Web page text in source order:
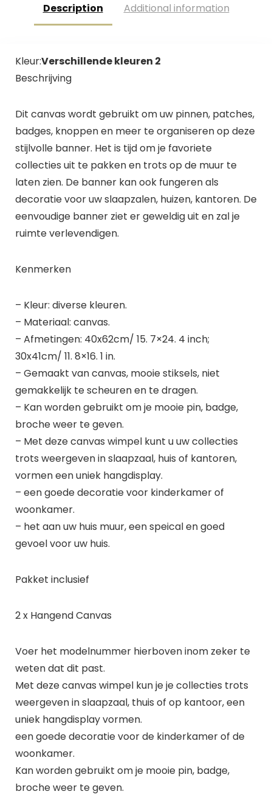
Description Additional information
Kleur:Verschillende kleuren 2
Beschrijving
Dit canvas wordt gebruikt om uw pinnen, patches,
badges, knoppen en meer te organiseren op deze
stijlvolle banner. Het is tijd om je favoriete
collecties uit te pakken en trots op de muur te
laten zien. De banner kan ook fungeren als
decoratie voor uw slaapzalen, huizen, kantoren. De
eenvoudige banner ziet er geweldig uit en zal je
ruimte verlevendigen.
Kenmerken
– Kleur: diverse kleuren.
– Materiaal: canvas.
– Afmetingen: 40x62cm/ 15. 7×24. 4 inch;
30x41cm/ 11. 8×16. 1 in.
– Gemaakt van canvas, mooie stiksels, niet
gemakkelijk te scheuren en te dragen.
– Kan worden gebruikt om je mooie pin, badge,
broche weer te geven.
– Met deze canvas wimpel kunt u uw collecties
trots weergeven in slaapzaal, huis of kantoren,
vormen een uniek hangdisplay.
– een goede decoratie voor kinderkamer of
woonkamer.
– het aan uw huis muur, een speical en goed
gevoel voor uw huis.
Pakket inclusief
2 x Hangend Canvas
Voer het modelnummer hierboven inom zeker te
weten dat dit past.
Met deze canvas wimpel kun je je collecties trots
weergeven in slaapzaal, thuis of op kantoor, een
uniek hangdisplay vormen.
een goede decoratie voor de kinderkamer of de
woonkamer.
Kan worden gebruikt om je mooie pin, badge,
broche weer te geven.